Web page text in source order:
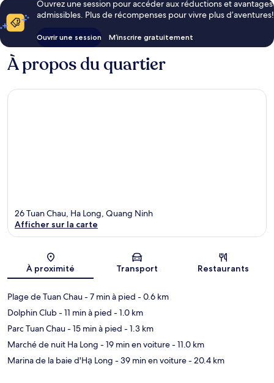
Ouvrez une session pour accéder aux réductions et avantages
admissibles. Plus de récompenses pour vivre plus d’aventures!
Ouvrir une session M’inscrire gratuitement
À propos du quartier
Carte
26 Tuan Chau, Ha Long, Quang Ninh
Afficher sur la carte
À proximité Transport Restaurants
Plage de Tuan Chau- 7 min à pied - 0.6 km
Dolphin Club- 11 min à pied - 1.0 km
Parc Tuan Chau- 15 min à pied - 1.3 km
Marché de nuit Ha Long - 19 min en voiture- 11.0 km
Marina de la baie d'Hạ Long - 39 min en voiture- 20.4 km